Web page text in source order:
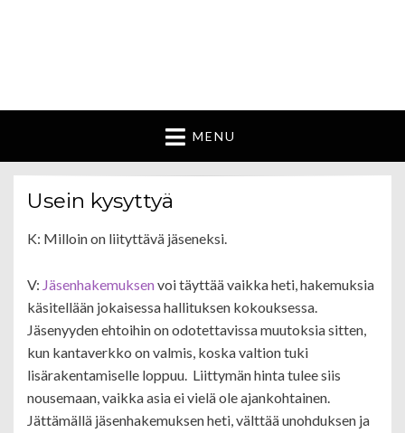
MENU
Usein kysyttyä
K: Milloin on liityttävä jäseneksi.
V: Jäsenhakemuksenvoi täyttää vaikka heti, hakemuksia
käsitellään jokaisessa hallituksen kokouksessa.
Jäsenyyden ehtoihin on odotettavissa muutoksia sitten,
kun kantaverkko on valmis, koska valtion tuki
lisärakentamiselle loppuu. Liittymän hinta tulee siis
nousemaan, vaikka asia ei vielä ole ajankohtainen.
Jättämällä jäsenhakemuksen heti, välttää unohduksen ja